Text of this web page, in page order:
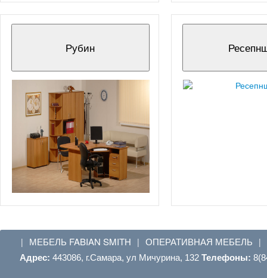
Рубин
| МЕБЕЛЬ FABIAN SMITH | ОПЕРАТИВНАЯ МЕБЕЛЬ |
Адрес: 443086, г.Самара, ул Мичурина, 132 Телефоны: